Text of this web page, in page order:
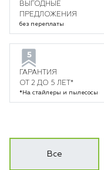
ВЫГОДНЫЕ
ПРЕДЛОЖЕНИЯ
без переплаты
ГАРАНТИЯ
ОТ 2 ДО 5 ЛЕТ*
*На стайлеры и пылесосы
Все